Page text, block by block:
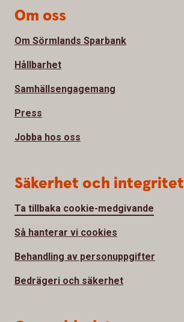
Om oss
Om Sörmlands Sparbank
Hållbarhet
Samhällsengagemang
Press
Jobba hos oss
Säkerhet och integritet
Ta tillbaka cookie-medgivande
Så hanterar vi cookies
Behandling av personuppgifter
Bedrägeri och säkerhet